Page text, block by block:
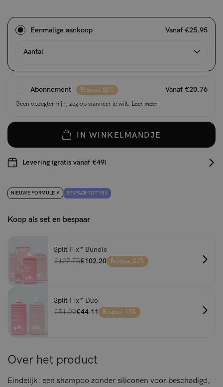
Eenmalige aankoop Vanaf €25.95
Aantal
Abonnement Bespaar 20% Vanaf €20.76
Geen opzegtermijn, zeg op wanneer je wilt. Leer meer
IN WINKELMANDJE
Levering (gratis vanaf €49)
NIEUWE FORMULE ⚡️ BESPAAR TOT 15%
Koop als set en bespaar
Split Fix™ Bundle
€127.75€102.20 Bespaar 20%
Split Fix™ Duo
€51.90€44.11 Bespaar 15%
Over het product
Eindelijk: een shampoo zonder siliconen voor beschadigd,